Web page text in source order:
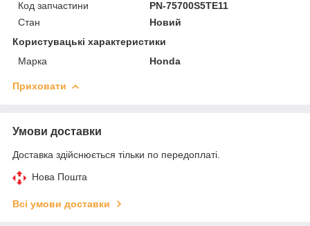
Код запчастини
PN-75700S5TE11
Стан
Новий
Користувацькі характеристики
Марка
Honda
Приховати
Умови доставки
Доставка здійснюється тільки по передоплаті.
Нова Пошта
Всі умови доставки